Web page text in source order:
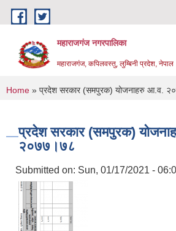
Skip to main content
महाराजगंज नगरपालिका
महाराजगंज, कपिलवस्तु, लुम्बिनी प्रदेश, नेपाल
You are here
Home » प्रदेश सरकार (समपुरक) योजनाहरु आ.व.
प्रदेश सरकार (समपुरक)
२०७७।७८
Submitted on: Sun, 01/17/2021 -